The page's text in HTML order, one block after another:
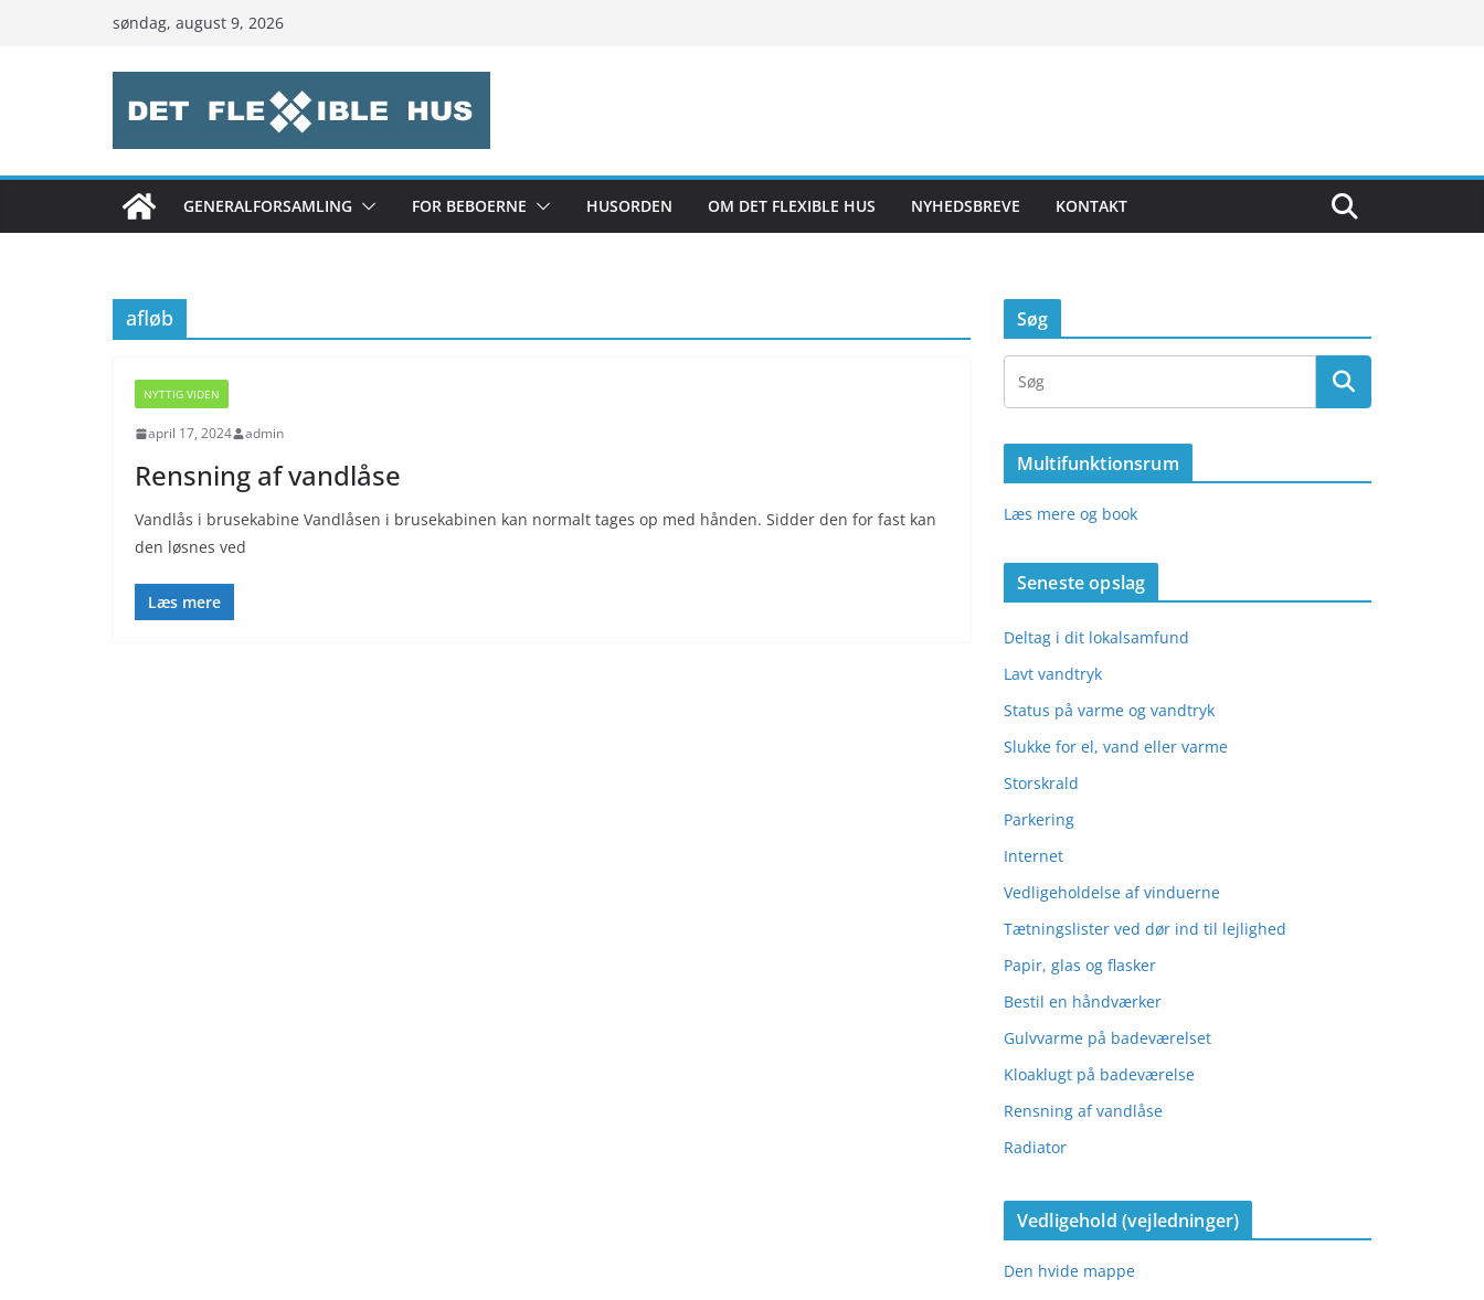
søndag, august 9, 2026
GENERALFORSAMLING FOR BEBOERNE HUSORDEN OM DET FLEXIBLE HUS NYHEDSBREVE KONTAKT
afløb
NYTTIG VIDEN
april 17, 2024 admin
Rensning af vandlåse
Vandlås i brusekabine Vandlåsen i brusekabinen kan normalt tages op med hånden. Sidder den for fast kan
den løsnes ved
Læs mere
Søg
Multifunktionsrum
Læs mere og book
Seneste opslag
Deltag i dit lokalsamfund
Lavt vandtryk
Status på varme og vandtryk
Slukke for el, vand eller varme
Storskrald
Parkering
Internet
Vedligeholdelse af vinduerne
Tætningslister ved dør ind til lejlighed
Papir, glas og flasker
Bestil en håndværker
Gulvvarme på badeværelset
Kloaklugt på badeværelse
Rensning af vandlåse
Radiator
Vedligehold (vejledninger)
Den hvide mappe